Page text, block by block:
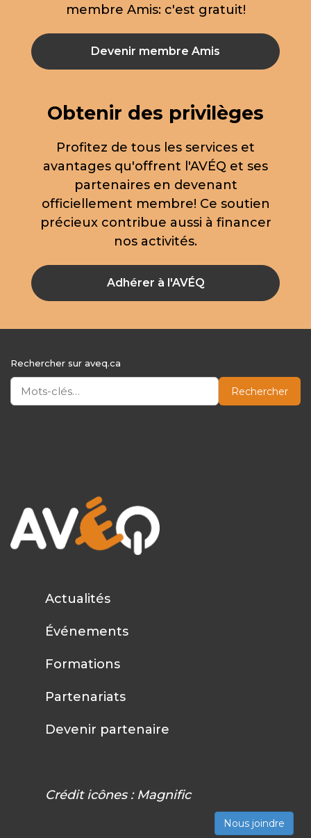
membre Amis: c'est gratuit!
Devenir membre Amis
Obtenir des privilèges
Profitez de tous les services et
avantages qu'offrent l'AVÉQ et ses
partenaires en devenant
officiellement membre! Ce soutien
précieux contribue aussi à financer
nos activités.
Adhérer à l'AVÉQ
Rechercher sur aveq.ca
Rechercher
Actualités
Événements
Formations
Partenariats
Devenir partenaire
Crédit icônes : Magnific
Nous joindre